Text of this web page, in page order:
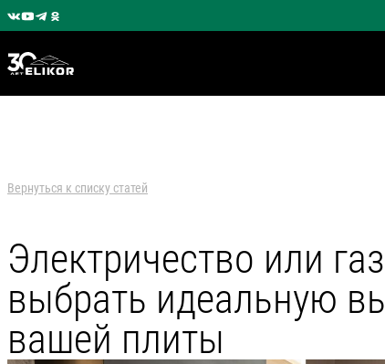
Вернуться к списку статей
Электричество или
выбрать идеальную
вашей плиты